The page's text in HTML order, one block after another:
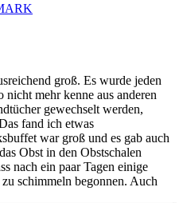
groß. Es wurde jeden
nicht mehr kenne aus anderen
gewechselt werden,
fand ich etwas
war groß und es gab auch
Obst in den Obstschalen
nach ein paar Tagen einige
schimmeln begonnen. Auch